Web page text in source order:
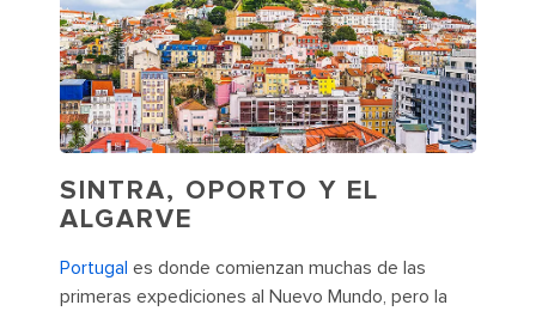
SINTRA, OPORTO Y EL
ALGARVE
Portugal es donde comienzan muchas de las
primeras expediciones al Nuevo Mundo, pero la